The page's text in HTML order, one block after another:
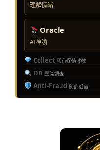
理解情緒
Oracle
AI神諭
Collect 稀有保值收藏
DD 盡職調查
Anti-Fraud 防詐避雷